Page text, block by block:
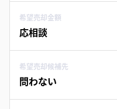
希望売却金額
応相談
希望売却候補先
問わない